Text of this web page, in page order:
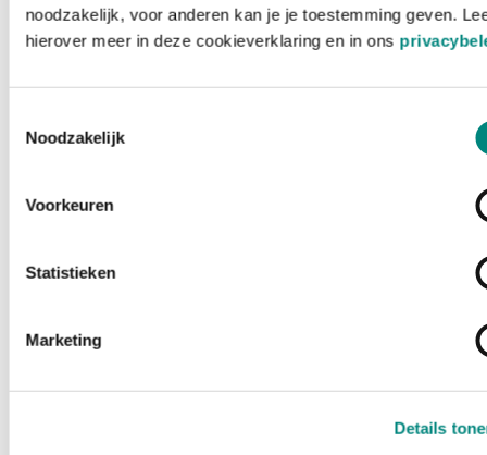
noodzakelijk, voor anderen kan je je toestemming geven.
hierover meer in deze cookieverklaring en in ons
Noodzakelijk
Voorkeuren
Statistieken
Marketing
Details